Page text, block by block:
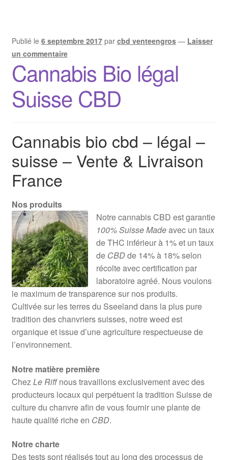
Publié le 6 septembre 2017 par cbd venteengros — Laisser
un commentaire
Cannabis Bio légal
Suisse CBD
Cannabis bio cbd – légal –
suisse – Vente & Livraison
France
Nos produits
Notre cannabis CBD est garantie
100% Suisse Madeavec un taux
de THC inférieur à 1% et un taux
deCBDde 14% à 18% selon
récolte avec certification par
laboratoire agréé. Nous voulons
le maximum de transparence sur nos produits.
Cultivée sur les terres du Sseeland dans la plus pure
tradition des chanvriers suisses, notre weed est
organique et issue d’une agriculture respectueuse de
l’environnement.
Notre matière première
ChezLe Riffnous travaillons exclusivement avec des
producteurs locaux qui perpétuent la tradition Suisse de
culture du chanvre afin de vous fournir une plante de
haute qualité riche en CBD.
Notre charte
Des tests sont réalisés tout au long des processus de